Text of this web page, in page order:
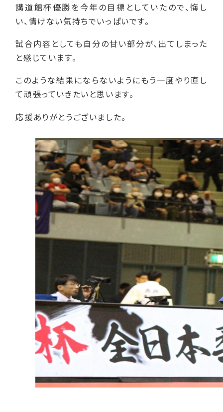
講道館杯優勝を今年の目標としていたので、悔し
い、情けない気持ちでいっぱいです。
試合内容としても自分の甘い部分が、出てしまった
と感じています。
このような結果にならないようにもう一度やり直し
て頑張っていきたいと思います。
応援ありがとうございました。